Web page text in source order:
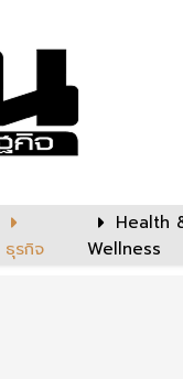
ธุรกิจ
Health
Wellness